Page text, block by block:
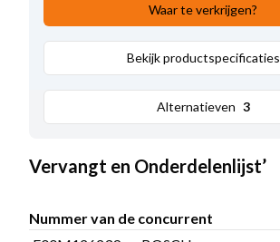
Waar te verkrijgen?
Bekijk productspecificaties
Alternatieven 3
Vervangt en Onderdelenlijst’
Nummer van de concurrent